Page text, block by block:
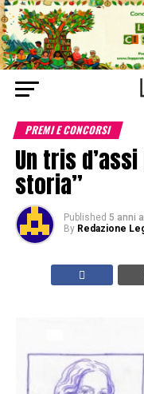
PREMI E CONCORSI
Un tris
storia”
Published 5 anni
By Redazione